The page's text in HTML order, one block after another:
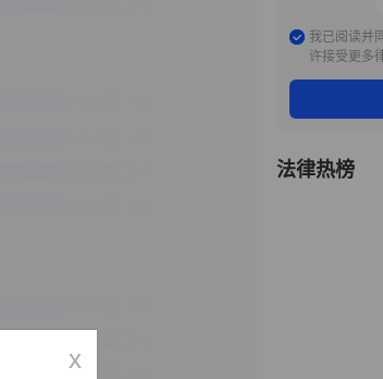
我已阅读并
许接受更多
法律热榜
x